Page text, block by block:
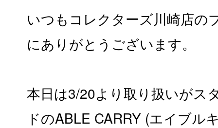
いつもコレクターズ川崎店の
にありがとうございます。
本日は3/20より取り扱いがス
ドのABLE CARRY (エイブル